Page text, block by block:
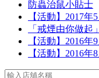
防蟲治鼠小貼士
【活動】2017
「戒煙由你做起」
【活動】2016年
【活動】2016年